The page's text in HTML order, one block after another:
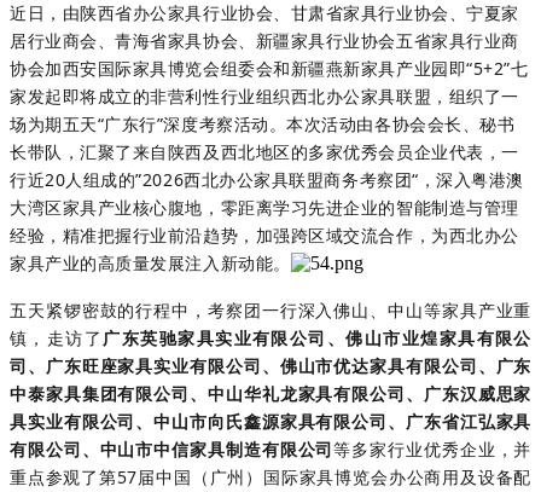
近日，由陕西省办公家具行业协会、甘肃省家具行业协会、宁夏家
居行业商会、青海省家具协会、新疆家具行业协会五省家具行业商
协会加西安国际家具博览会组委会和新疆燕新家具产业园即“5+2”七
家发起即将成立的非营利性行业组织西北办公家具联盟，组织了一
场为期五天“广东行”深度考察活动。本次活动由各协会会长、秘书
长带队，汇聚了来自陕西及西北地区的多家优秀会员企业代表，一
行近20人组成的”2026西北办公家具联盟商务考察团“，深入粤港澳
大湾区家具产业核心腹地，零距离学习先进企业的智能制造与管理
经验，精准把握行业前沿趋势，加强跨区域交流合作，为西北办公
家具产业的高质量发展注入新动能。
五天紧锣密鼓的行程中，考察团一行深入佛山、中山等家具产业重
镇，走访了 广东英驰家具实业有限公司、佛山市业煌家具有限公
司、广东旺座家具实业有限公司、佛山市优达家具有限公司、广东
中泰家具集团有限公司、中山华礼龙家具有限公司、广东汉威思家
具实业有限公司、中山市向氏鑫源家具有限公司、广东省江弘家具
有限公司、中山市中信家具制造有限公司等多家行业优秀企业，并
重点参观了第57届中国（广州）国际家具博览会办公商用及设备配